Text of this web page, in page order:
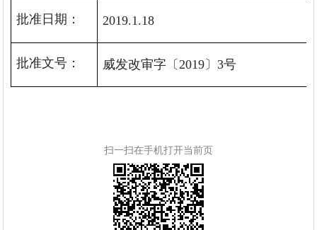
批准日期： 2019.1.18
批准文号： 威发改审字 〔2019 〕3号
扫一扫在手机打开当前页